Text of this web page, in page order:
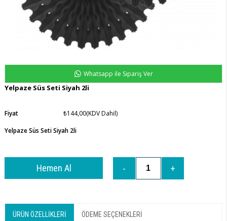
Whatsapp ile Sipariş Ver
Yelpaze Süs Seti Siyah 2li
Fiyat ₺144,00(KDV Dahil)
Yelpaze Süs Seti Siyah 2li
ÜRÜN ÖZELLIKLERI ÖDEME SEÇENEKLERI